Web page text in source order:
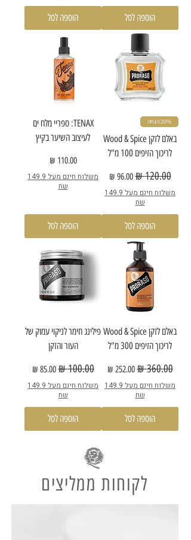
הוספה לסל הוספה לסל
20% הנחה
באלם לזקן Wood & Spice
לריכוך הזיפים 100 מ"ל
מחיר רגיל‏120.00 ‏₪ מחיר מבצע‏96.00 ‏₪
משלוח חינם מעל 149.9
שח
הוספה לסל
TENAX: ספריי מלח ים
לעיצוב השיער בקיץ
מחיר‏110.00 ‏₪
משלוח חינם מעל 149.9
שח
הוספה לסל
באלם לזקן Wood & Spice
לריכוך הזיפים 300 מ"ל
מחיר רגיל‏360.00 ‏₪ מחיר מבצע‏252.00 ‏₪
משלוח חינם מעל 149.9
שח
הוספה לסל
פילינג חימר לניקוי עמוק של
העור והזקן
מחיר רגיל‏100.00 ‏₪ מחיר מבצע‏85.00 ‏₪
משלוח חינם מעל 149.9
שח
הוספה לסל
לקוחות ממליצים